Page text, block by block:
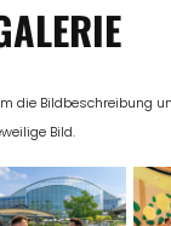
die Bildbeschreibung
Bild.